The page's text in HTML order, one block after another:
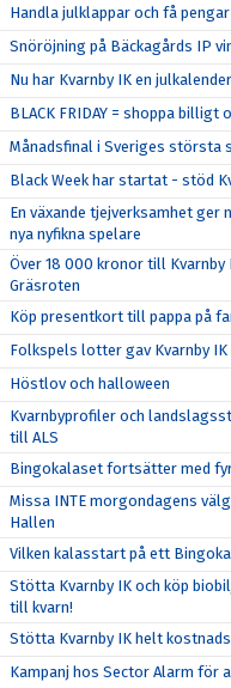
Handla julklappar och få
Snöröjning på Bäckagårds IP
Nu har Kvarnby IK en
BLACK FRIDAY = shoppa billigt
Månadsfinal i Sveriges största
Black Week har startat - stöd
En växande tjejverksamhet ger
nya nyfikna spelare
Över 18 000 kronor till Kvarnby
Gräsroten
Köp presentkort till pappa på
Folkspels lotter gav Kvarnby IK
Höstlov och halloween
Kvarnbyprofiler och
till ALS
Bingokalaset fortsätter med
Missa INTE morgondagens
Hallen
Vilken kalasstart på ett
Stötta Kvarnby IK och köp
till kvarn!
Stötta Kvarnby IK helt
Kampanj hos Sector Alarm för